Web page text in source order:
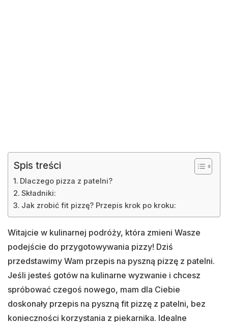
Spis treści
Dlaczego pizza z patelni?
Składniki:
Jak zrobić fit pizzę? Przepis krok po kroku:
Witajcie w kulinarnej podróży, która zmieni Wasze
podejście do przygotowywania pizzy! Dziś
przedstawimy Wam przepis na pyszną pizzę z patelni.
Jeśli jesteś gotów na kulinarne wyzwanie i chcesz
spróbować czegoś nowego, mam dla Ciebie
doskonały przepis na pyszną fit pizzę z patelni, bez
konieczności korzystania z piekarnika. Idealne